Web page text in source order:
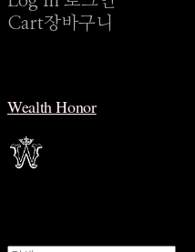
Cart장바구니
Wealth Honor